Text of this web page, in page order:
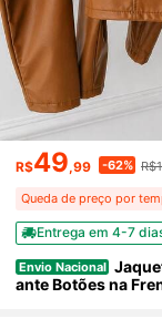
R$49,99 -62%
Queda de preço por
Entrega em 4-7
Envio Nacional
ante Botões na